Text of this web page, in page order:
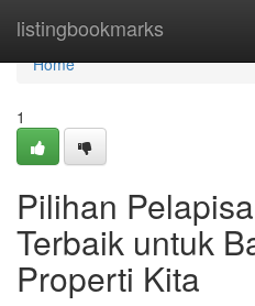
listingbookmarks
Home
Home
1
Pilihan
Terbaik untuk
Properti Kita